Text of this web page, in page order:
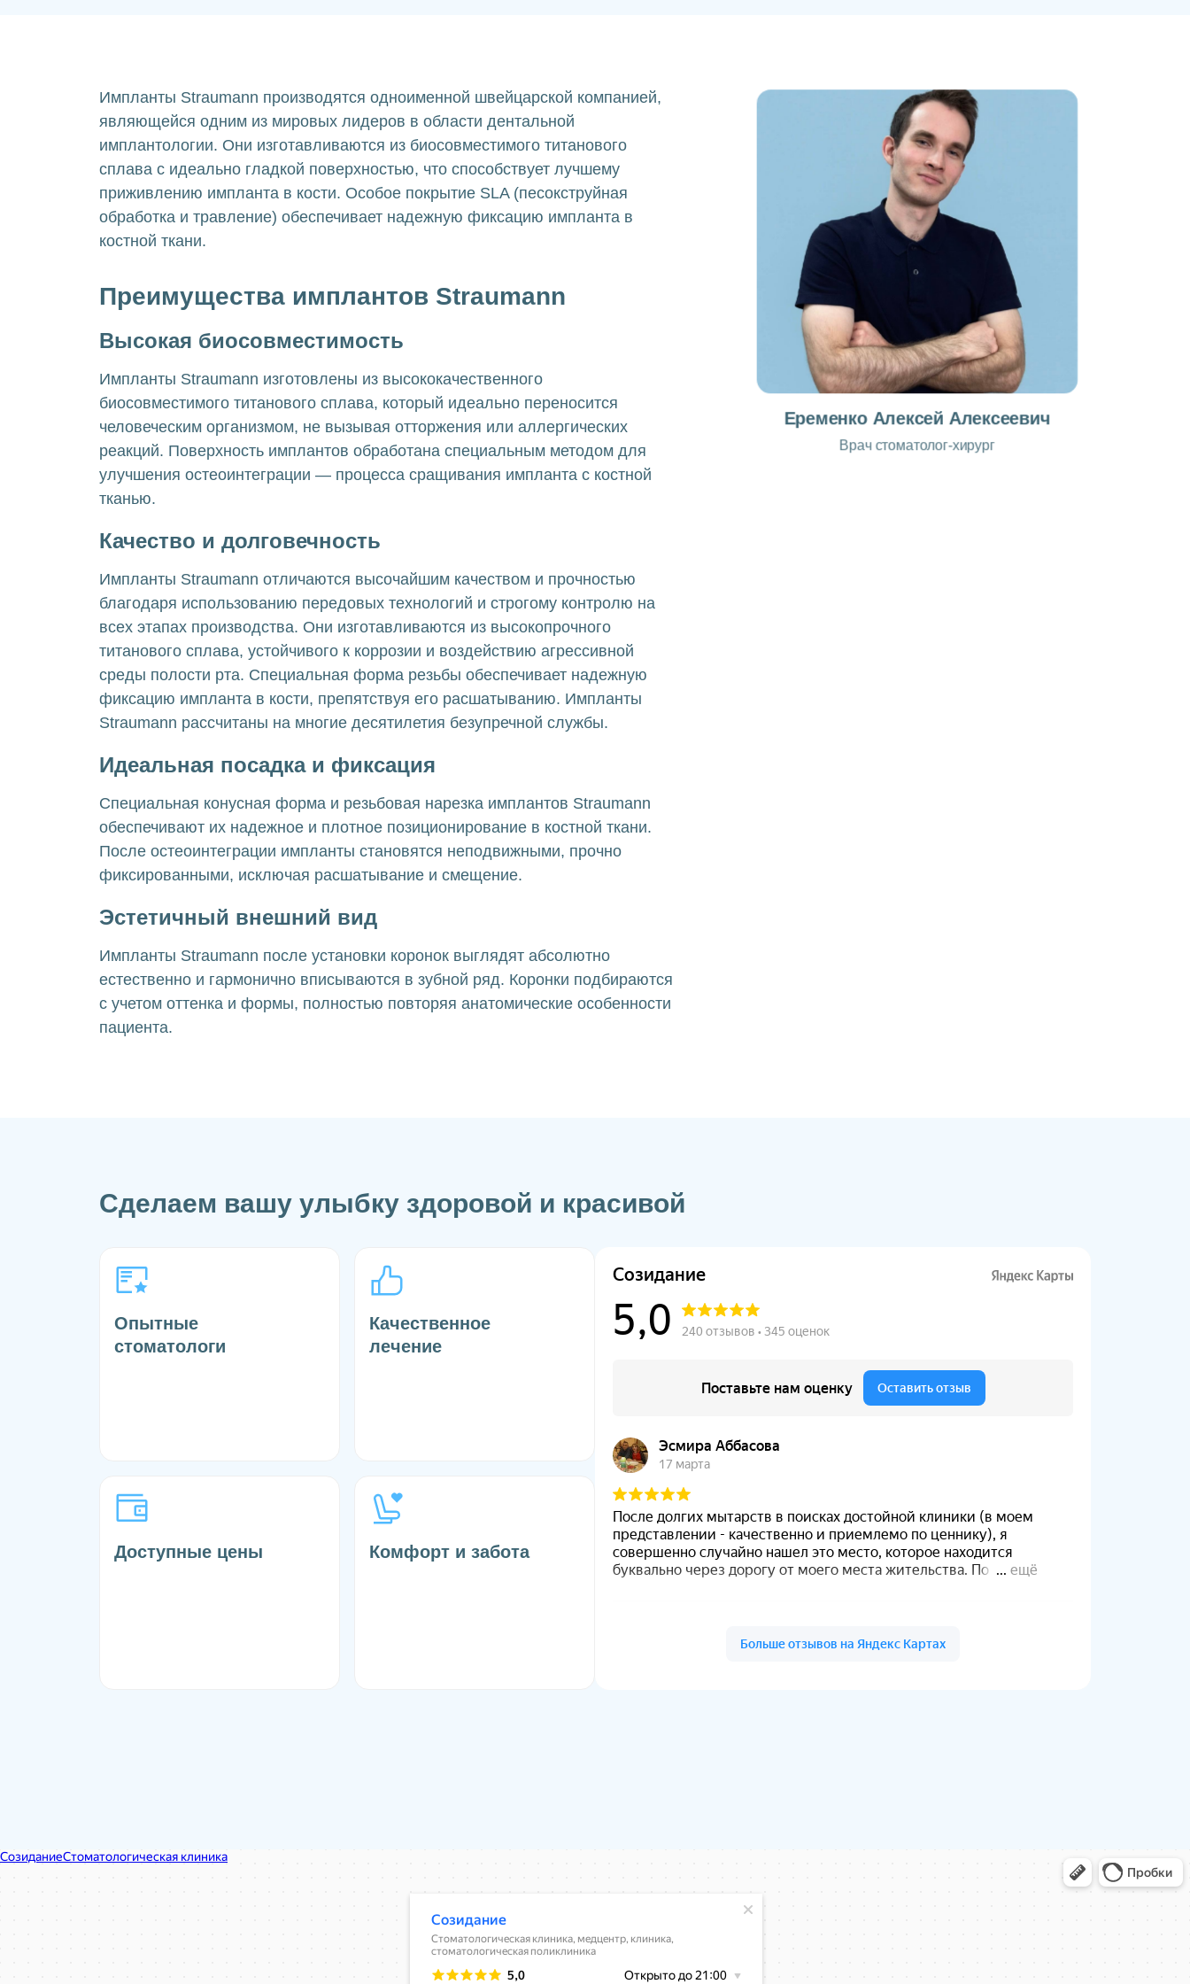
Импланты Straumann производятся одноименной швейцарской компанией,
являющейся одним из мировых лидеров в области дентальной
имплантологии. Они изготавливаются из биосовместимого титанового
сплава с идеально гладкой поверхностью, что способствует лучшему
приживлению импланта в кости. Особое покрытие SLA (песокструйная
обработка и травление) обеспечивает надежную фиксацию импланта в
костной ткани.
Преимущества имплантов Straumann
Высокая биосовместимость
Импланты Straumann изготовлены из высококачественного
биосовместимого титанового сплава, который идеально переносится
человеческим организмом, не вызывая отторжения или аллергических
реакций. Поверхность имплантов обработана специальным методом для
улучшения остеоинтеграции — процесса сращивания импланта с костной
тканью.
Качество и долговечность
Импланты Straumann отличаются высочайшим качеством и прочностью
благодаря использованию передовых технологий и строгому контролю на
всех этапах производства. Они изготавливаются из высокопрочного
титанового сплава, устойчивого к коррозии и воздействию агрессивной
среды полости рта. Специальная форма резьбы обеспечивает надежную
фиксацию импланта в кости, препятствуя его расшатыванию. Импланты
Straumann рассчитаны на многие десятилетия безупречной службы.
Идеальная посадка и фиксация
Специальная конусная форма и резьбовая нарезка имплантов Straumann
обеспечивают их надежное и плотное позиционирование в костной ткани.
После остеоинтеграции импланты становятся неподвижными, прочно
фиксированными, исключая расшатывание и смещение.
Эстетичный внешний вид
Импланты Straumann после установки коронок выглядят абсолютно
естественно и гармонично вписываются в зубной ряд. Коронки подбираются
с учетом оттенка и формы, полностью повторяя анатомические особенности
пациента.
Еременко Алексей Алексеевич
Врач стоматолог-хирург
Сделаем вашу улыбку здоровой и красивой
Опытные
стоматологи
Качественное
лечение
Доступные цены Комфорт и забота